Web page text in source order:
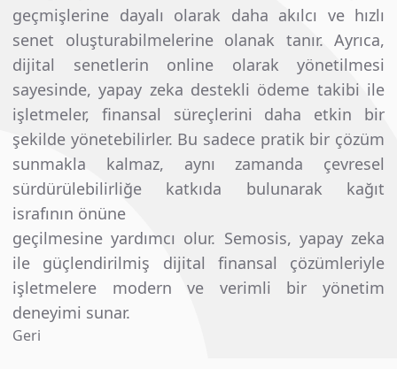
geçmişlerine dayalı olarak daha akılcı ve hızlı
senet oluşturabilmelerine olanak tanır. Ayrıca,
dijital senetlerin online olarak yönetilmesi
sayesinde, yapay zeka destekli ödeme takibi ile
işletmeler, finansal süreçlerini daha etkin bir
şekilde yönetebilirler. Bu sadece pratik bir çözüm
sunmakla kalmaz, aynı zamanda çevresel
sürdürülebilirliğe katkıda bulunarak kağıt
israfının önüne
geçilmesine yardımcı olur. Semosis, yapay zeka
ile güçlendirilmiş dijital finansal çözümleriyle
işletmelere modern ve verimli bir yönetim
deneyimi sunar.
Geri